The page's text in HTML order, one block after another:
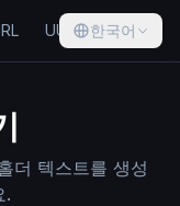
UUID Hash
한국어
더 텍스트를 생성
.